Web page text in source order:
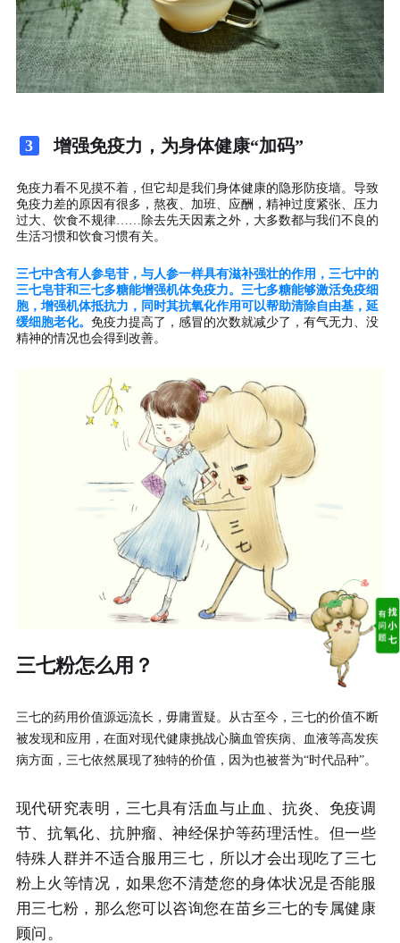
3 增强免疫力，为身体健康“加码”
免疫力看不见摸不着，但它却是我们身体健康的隐形防疫墙。导致
免疫力差的原因有很多，熬夜、加班、应酬，精神过度紧张、压力
过大、饮食不规律……除去先天因素之外，大多数都与我们不良的
生活习惯和饮食习惯有关。
三七中含有人参皂苷，与人参一样具有滋补强壮的作用，三七中的
三七皂苷和三七多糖能增强机体免疫力。三七多糖能够激活免疫细
胞，增强机体抵抗力，同时其抗氧化作用可以帮助清除自由基，延
缓细胞老化。 免疫力提高了，感冒的次数就减少了，有气无力、没
精神的情况也会得到改善。
三七粉怎么用？
三七的药用价值源远流长，毋庸置疑。从古至今，三七的价值不断
被发现和应用，在面对现代健康挑战心脑血管疾病、血液等高发疾
病方面，三七依然展现了独特的价值，因为也被誉为“时代品种”。
现代研究表明，三七具有活血与止血、抗炎、免疫调
节、抗氧化、抗肿瘤、神经保护等药理活性。但一些
特殊人群并不适合服用三七，所以才会出现吃了三七
粉上火等情况，如果您不清楚您的身体状况是否能服
用三七粉，那么您可以咨询您在苗乡三七的专属健康
顾问。